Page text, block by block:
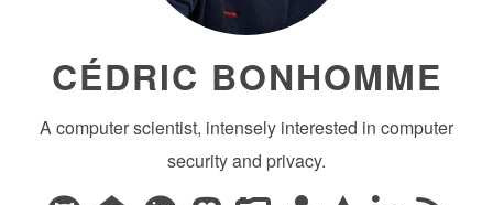
CÉDRIC BONHOMME
A computer scientist, intensely interested in computer
security and privacy.